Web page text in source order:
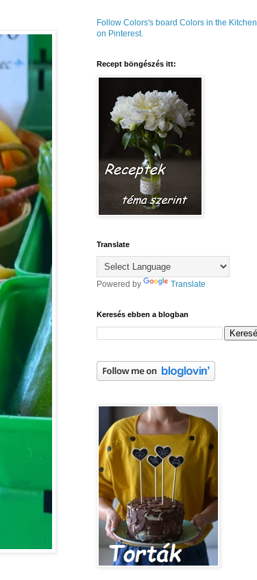
Follow Colors's board Colors in the Kitchen
on Pinterest.
Recept böngészés itt:
Translate
Powered by Translate
Keresés ebben a blogban